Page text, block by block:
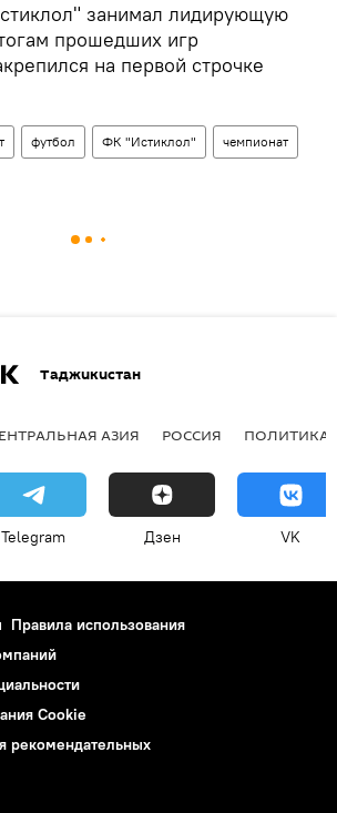
занимал лидирующую
прошедших игр
на первой строчке
футбол ФК "Истиклол" чемпионат
Таджикистан
АЗИЯ РОССИЯ ПОЛИТИКА
Telegram Дзен VK
Правила использования
Cookie
рекомендательных